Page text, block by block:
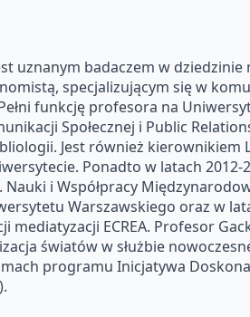
uznanym badaczem w dziedzinie
specjalizującym się w
funkcję profesora na
Społecznej i Public
Jest również kierownikiem
Ponadto w latach 2012-
i Współpracy
Warszawskiego oraz w
mediatyzacji ECREA. Profesor
światów w służbie
programu Inicjatywa